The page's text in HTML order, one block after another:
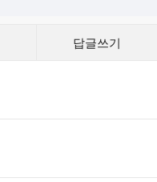
답글쓰기